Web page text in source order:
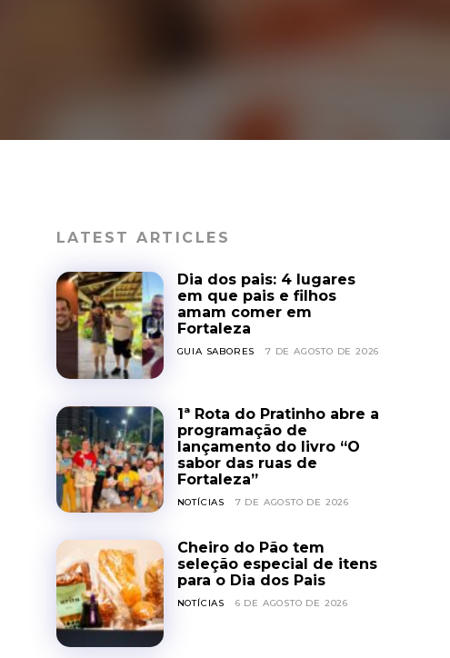
LATEST ARTICLES
Dia dos pais: 4 lugares
em que pais e filhos
amam comer em
Fortaleza
GUIA SABORES 7 DE AGOSTO DE 2026
1ª Rota do Pratinho abre a
programação de
lançamento do livro “O
sabor das ruas de
Fortaleza”
NOTÍCIAS 7 DE AGOSTO DE 2026
Cheiro do Pão tem
seleção especial de itens
para o Dia dos Pais
NOTÍCIAS 6 DE AGOSTO DE 2026